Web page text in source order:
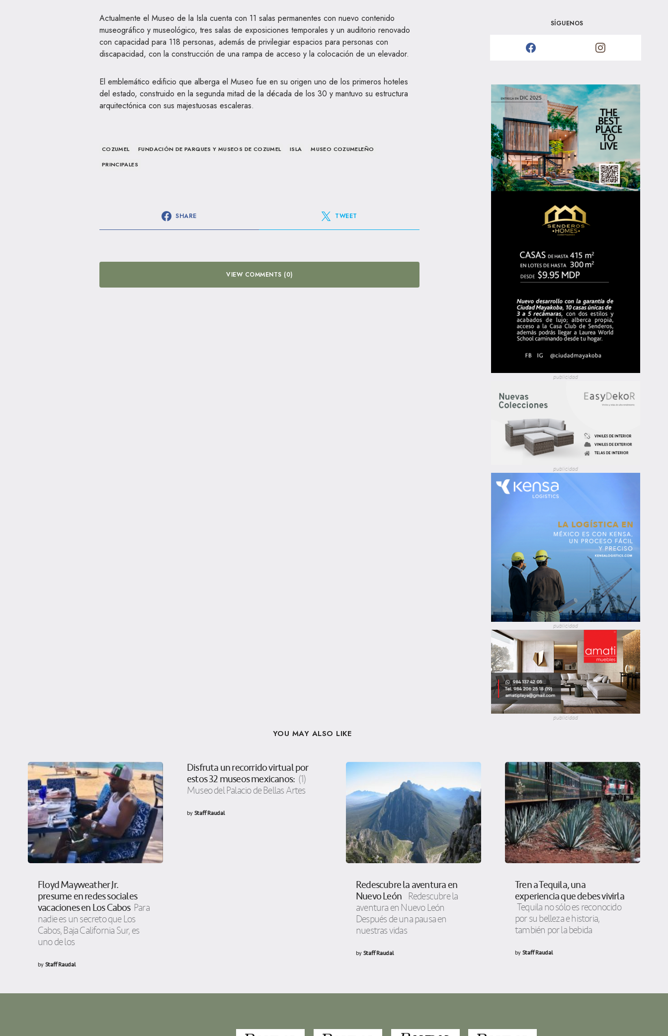
Actualmente el Museo de la Isla cuenta con 11 salas permanentes con nuevo contenido
museográfico y museológico, tres salas de exposiciones temporales y un auditorio renovado
con capacidad para 118 personas, además de privilegiar espacios para personas con
discapacidad, con la construcción de una rampa de acceso y la colocación de un elevador.
El emblemático edificio que alberga el Museo fue en su origen uno de los primeros hoteles
del estado, construido en la segunda mitad de la década de los 30 y mantuvo su estructura
arquitectónica con sus majestuosas escaleras.
COZUMEL FUNDACIÓN DE PARQUES Y MUSEOS DE COZUMEL ISLA
MUSEO COZUMELEÑO
PRINCIPALES
SHARE TWEET
VIEW COMMENTS (0)
SÍGUENOS
publicidad
publicidad
publicidad
publicidad
YOU MAY ALSO LIKE
Floyd Mayweather Jr.
presume en redes sociales
vacaciones en Los Cabos Para
nadie es un secreto que Los
Cabos, Baja California Sur, es
uno de los
byStaff Raudal
Disfruta un recorrido virtual por
estos 32 museos mexicanos: (1)
Museo del Palacio de Bellas Artes
byStaff Raudal
Redescubre la aventura en
Nuevo León Redescubre la
aventura en Nuevo León
Después de una pausa en
nuestras vidas
byStaff Raudal
Tren a Tequila, una
experiencia que debes vivirla
Tequila no sólo es reconocido
por su belleza e historia,
también por la bebida
byStaff Raudal